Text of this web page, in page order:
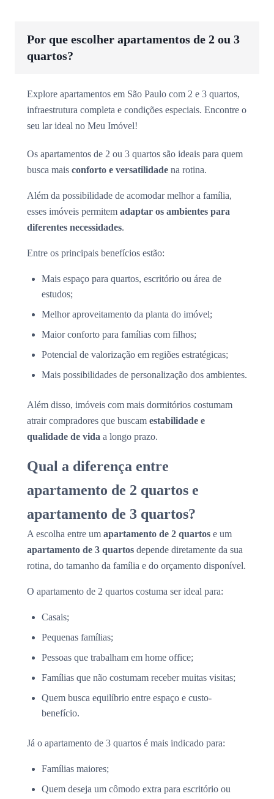
Por que escolher apartamentos de 2 ou 3
quartos?
Explore apartamentos em São Paulo com 2 e 3 quartos,
infraestrutura completa e condições especiais. Encontre o
seu lar ideal no Meu Imóvel!
Os apartamentos de 2 ou 3 quartos são ideais para quem
busca mais conforto e versatilidade na rotina.
Além da possibilidade de acomodar melhor a família,
esses imóveis permitem adaptar os ambientes para
diferentes necessidades.
Entre os principais benefícios estão:
Mais espaço para quartos, escritório ou área de
estudos;
Melhor aproveitamento da planta do imóvel;
Maior conforto para famílias com filhos;
Potencial de valorização em regiões estratégicas;
Mais possibilidades de personalização dos ambientes.
Além disso, imóveis com mais dormitórios costumam
atrair compradores que buscam estabilidade e
qualidade de vida a longo prazo.
Qual a diferença entre
apartamento de 2 quartos e
apartamento de 3 quartos?
A escolha entre um apartamento de 2 quartos e um
apartamento de 3 quartos depende diretamente da sua
rotina, do tamanho da família e do orçamento disponível.
O apartamento de 2 quartos costuma ser ideal para:
Casais;
Pequenas famílias;
Pessoas que trabalham em home office;
Famílias que não costumam receber muitas visitas;
Quem busca equilíbrio entre espaço e custo-
benefício.
Já o apartamento de 3 quartos é mais indicado para:
Famílias maiores;
Quem deseja um cômodo extra para escritório ou